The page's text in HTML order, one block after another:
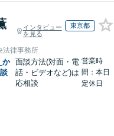
インタビュー
を見る
東京都
法律事務所
か 面談方法(対面・電
話・ビデオなど)は
応相談
営業時
間：本日
定休日